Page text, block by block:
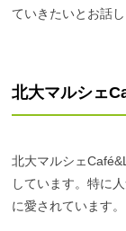
ていきたいとお話し
北大マルシェ
北大マルシェ
しています。特に
に愛されています。